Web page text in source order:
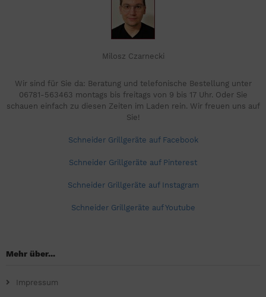
Milosz Czarnecki
Wir sind für Sie da: Beratung und telefonische Bestellung unter
06781-563463 montags bis freitags von 9 bis 17 Uhr. Oder Sie
schauen einfach zu diesen Zeiten im Laden rein. Wir freuen uns auf
Sie!
Schneider Grillgeräte auf Facebook
Schneider Grillgeräte auf Pinterest
Schneider Grillgeräte auf Instagram
Schneider Grillgeräte auf Youtube
Mehr über...
Impressum